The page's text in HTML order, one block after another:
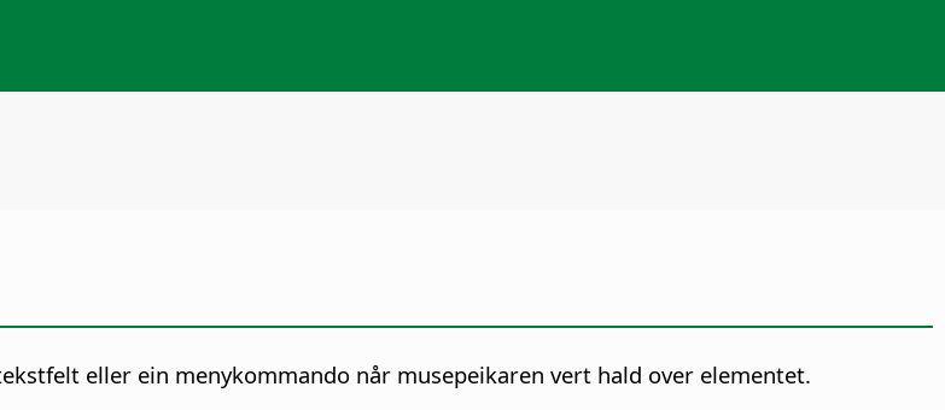
eller ein menykommando når musepeikaren vert hald over elementet.